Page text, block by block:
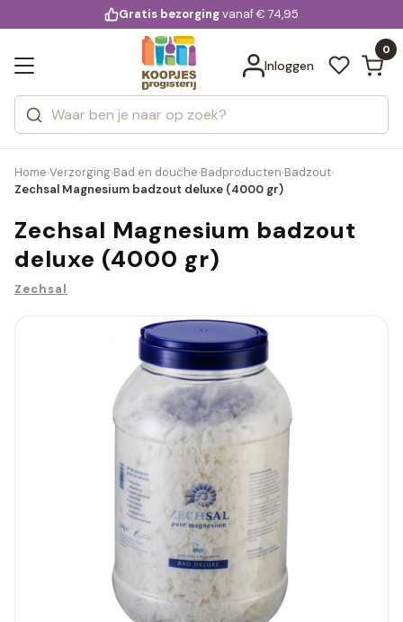
voor 20:00 uur besteld
Gratis bezorgingvanaf € 74,95
Inloggen
0
Zoeken
Categorieën
Merken
Bekijk alle resultaten
Home›Verzorging›Bad en douche›Badproducten›Badzout›
Zechsal Magnesium badzout deluxe (4000 gr)
Zechsal Magnesium badzout
deluxe (4000 gr)
Zechsal